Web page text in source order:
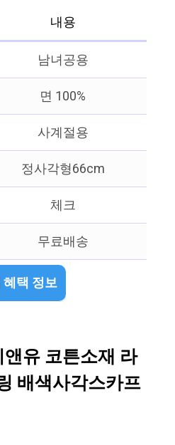
내용
남녀공용
면 100%
사계절용
정사각형66cm
체크
무료배송
혜택 정보
유 코튼소재 라
배색사각스카프